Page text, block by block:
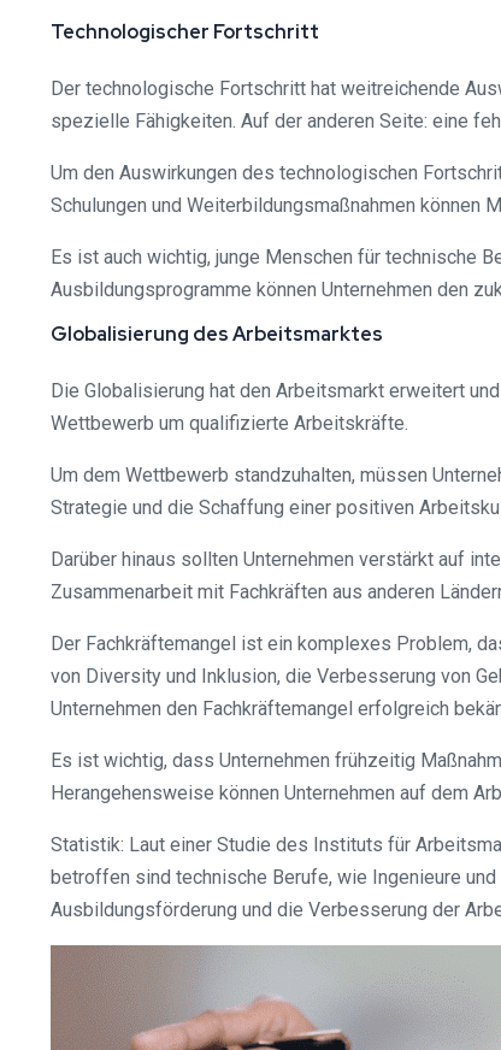
Technologischer Fortschritt
Der technologische Fortschritt hat weitreichende
spezielle Fähigkeiten. Auf der anderen Seite: eine
Um den Auswirkungen des technologischen
Schulungen und Weiterbildungsmaßnahmen können
Es ist auch wichtig, junge Menschen für technische
Ausbildungsprogramme können Unternehmen den
Globalisierung des Arbeitsmarktes
Die Globalisierung hat den Arbeitsmarkt erweitert
Wettbewerb um qualifizierte Arbeitskräfte.
Um dem Wettbewerb standzuhalten, müssen
Strategie und die Schaffung einer positiven
Darüber hinaus sollten Unternehmen verstärkt auf
Zusammenarbeit mit Fachkräften aus anderen
Der Fachkräftemangel ist ein komplexes Problem,
von Diversity und Inklusion, die Verbesserung von
Unternehmen den Fachkräftemangel erfolgreich
Es ist wichtig, dass Unternehmen frühzeitig
Herangehensweise können Unternehmen auf dem
Statistik: Laut einer Studie des Instituts für
betroffen sind technische Berufe, wie Ingenieure
Ausbildungsförderung und die Verbesserung der